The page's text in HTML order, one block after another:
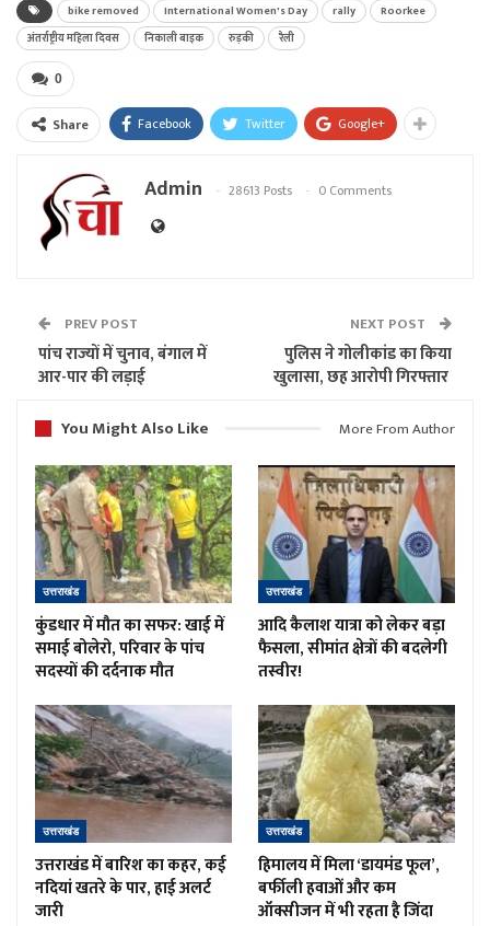
bike removed International Women's Day rally
Roorkee
अंतर्राष्ट्रीय महिला दिवस
निकाली बाइक रुड़की रैली
0
Share Facebook Twitter Google+
Admin 28613 Posts 0 Comments
PREV POST
पांच राज्यों में चुनाव, बंगाल में
आर-पार की लड़ाई
NEXT POST
पुलिस ने गोलीकांड का किया
खुलासा, छह आरोपी गिरफ्तार
You Might Also Like
More From Author
उत्तराखंड
कुंडधार में मौत का सफर: खाई में
समाई बोलेरो, परिवार के पांच
सदस्यों की दर्दनाक मौत
उत्तराखंड
आदि कैलाश यात्रा को लेकर बड़ा
फैसला, सीमांत क्षेत्रों की बदलेगी
तस्वीर!
उत्तराखंड
उत्तराखंड में बारिश का कहर, कई
नदियां खतरे के पार, हाई अलर्ट
जारी
उत्तराखंड
हिमालय में मिला ‘डायमंड फूल’,
बर्फीली हवाओं और कम
ऑक्सीजन में भी रहता है जिंदा